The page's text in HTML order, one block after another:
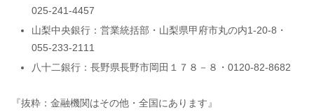
025-241-4457
山梨中央銀行：営業統括部・山梨県甲府市丸の内1-20-8・
055-233-2111
八十二銀行：長野県長野市岡田１７８－８・0120-82-8682
『抜粋：金融機関はその他・全国にあります』